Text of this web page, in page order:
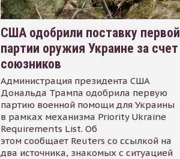
США одобрили поставку первой
партии оружия Украине за счет
союзников
Администрация президента США
Дональда Трампа одобрила первую
партию военной помощи для Украины
в рамках механизма Priority Ukraine
Requirements List. Об
этом сообщает Reuters со ссылкой на
два источника, знакомых с ситуацией